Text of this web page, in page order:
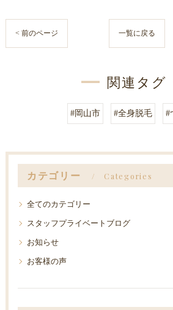
< 前のページ 一覧に戻る
関連タグ
#岡山市 #全身脱毛 #
カテゴリー Categories
全てのカテゴリー
スタッフプライベートブログ
お知らせ
お客様の声